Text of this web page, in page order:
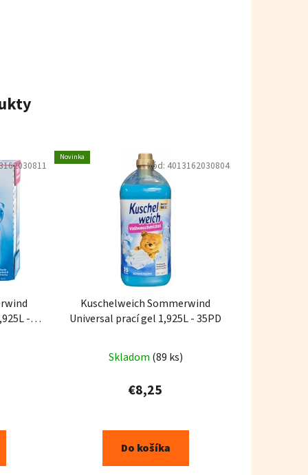
-
Novinka
Kuschelweich Sommerwind
Universal prací gel 1,925L - 35PD
Skladom (89 ks)
€8,25
Do košíka
Kód: 4013162030804